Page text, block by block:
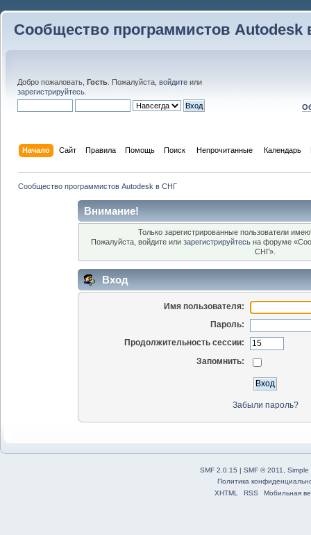
Сообщество программистов Autodesk
Добро пожаловать, Гость . Пожалуйста, войдите или
зарегистрируйтесь
Начало Сайт Правила Помощь Поиск Непрочитанные Календарь
Сообщество программистов Autodesk в СНГ
Внимание!
Только зарегистрированные пользователи
Пожалуйста, войдите или зарегистрируйтесь на форуме
СНГ».
Вход
Имя пользователя:
Пароль:
Продолжительность сессии:
Запомнить:
Забыли пароль?
SMF 2.0.15 | SMF © 2011
Simple
Политика
XHTML
RSS Мобильная